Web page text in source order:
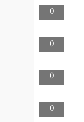
0
0
0
0